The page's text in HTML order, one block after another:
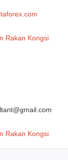
Rakan Kongsi
Rakan Kongsi